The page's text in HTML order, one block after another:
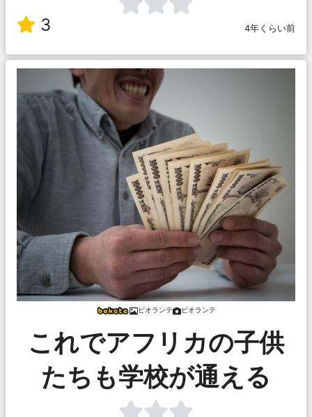
3 4年くらい前
ビオランテ ビオランテ
これでアフリカの子供
たちも学校が通える